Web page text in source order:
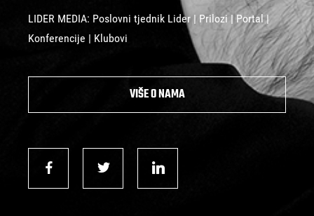
LIDER MEDIA: Poslovni tjednik Lider | Prilozi | Portal |
Konferencije | Klubovi
VIŠE O NAMA